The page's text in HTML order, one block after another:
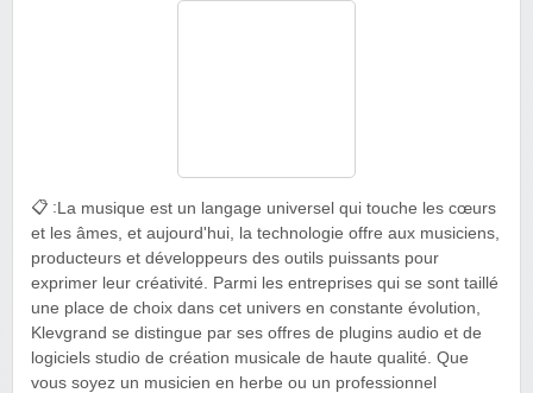
📋 : La musique est un langage universel qui touche les cœurs
et les âmes, et aujourd'hui, la technologie offre aux musiciens,
producteurs et développeurs des outils puissants pour
exprimer leur créativité. Parmi les entreprises qui se sont taillé
une place de choix dans cet univers en constante évolution,
Klevgrand se distingue par ses offres de plugins audio et de
logiciels studio de création musicale de haute qualité. Que
vous soyez un musicien en herbe ou un professionnel